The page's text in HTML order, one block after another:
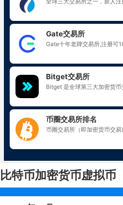
比特币加密货币虚拟币